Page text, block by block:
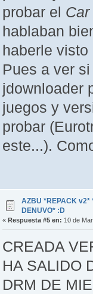
probar el
hablaban
haberle
Pues a ver
jdownloader
juegos y
probar
este...).
AZBU *REPACK v2*
DENUVO* :D
« Respuesta #5 en: 10 de
CREADA
HA SALIDO
DRM DE